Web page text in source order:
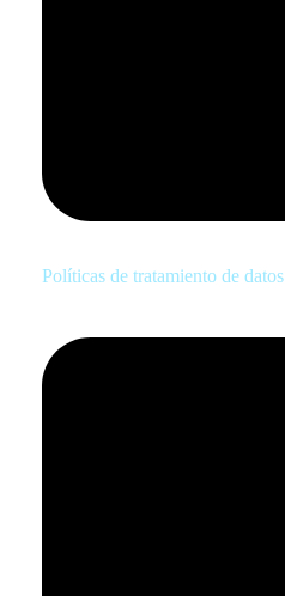
Políticas de tratamiento de datos